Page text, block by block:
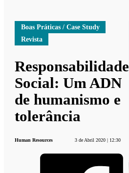
Boas Práticas / Case Study
Revista
Responsabilidade
Social: Um ADN
de humanismo e
tolerância
Human Resources 3 de Abril 2020 | 12:30